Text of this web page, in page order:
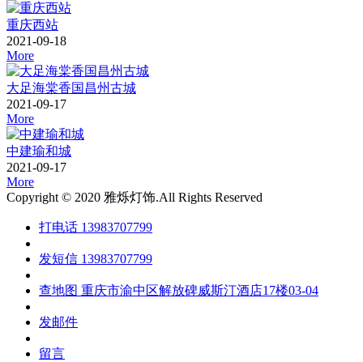
重庆西站
2021-09-18
More
大足海棠香国昌州古城
2021-09-17
More
中建瑜和城
2021-09-17
More
Copyright © 2020 雅烁灯饰.All Rights Reserved
打电话 13983707799
发短信 13983707799
查地图 重庆市渝中区解放碑威斯汀酒店17楼03-04
发邮件
留言